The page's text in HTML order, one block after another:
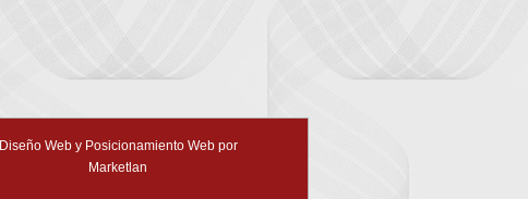
Diseño Web y Posicionamiento Web por
Marketlan